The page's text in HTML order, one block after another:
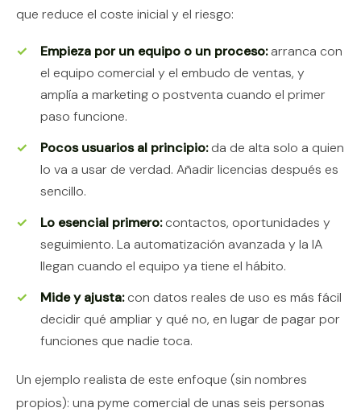
que reduce el coste inicial y el riesgo:
Empieza por un equipo o un proceso:arranca con
el equipo comercial y el embudo de ventas, y
amplía a marketing o postventa cuando el primer
paso funcione.
Pocos usuarios al principio:da de alta solo a quien
lo va a usar de verdad. Añadir licencias después es
sencillo.
Lo esencial primero:contactos, oportunidades y
seguimiento. La automatización avanzada y la IA
llegan cuando el equipo ya tiene el hábito.
Mide y ajusta:con datos reales de uso es más fácil
decidir qué ampliar y qué no, en lugar de pagar por
funciones que nadie toca.
Un ejemplo realista de este enfoque (sin nombres
propios): una pyme comercial de unas seis personas